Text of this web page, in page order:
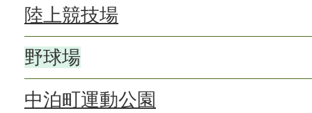
陸上競技場
野球場
中泊町運動公園